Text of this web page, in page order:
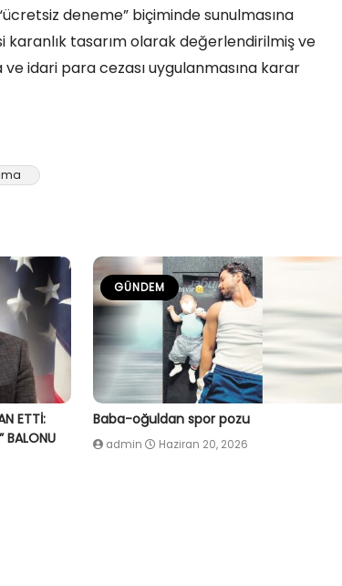
deneme” biçiminde sunulmasına
tasarım olarak değerlendirilmiş ve
idari para cezası uygulanmasına karar
ETTİ:
BALONU
GÜNDEM
Baba-oğuldan spor pozu
admin Haziran 20, 2026